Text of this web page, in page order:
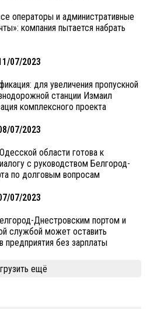
операторы и административные
компания пытается набрать
07/2023
для увеличения пропускной
станции Измаил
комплексного проекта
07/2023
области готова к
с руководством Белгород-
по долговым вопросам
07/2023
Днестровским портом и
службой может оставить
предприятия без зарплаты
ещё